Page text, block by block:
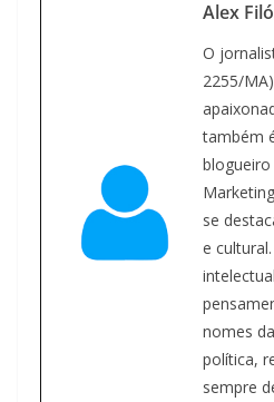
Alex
O
2255/
também
se
e
nomes
política,
sempre